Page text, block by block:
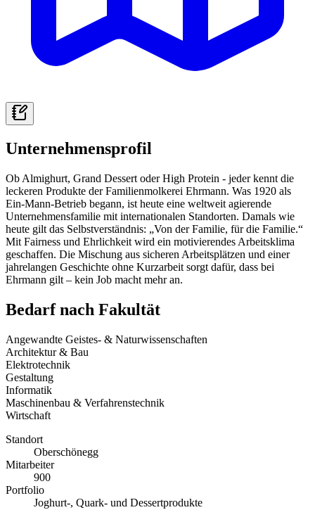
Unternehmensprofil
Ob Almighurt, Grand Dessert oder High Protein - jeder kennt die
leckeren Produkte der Familienmolkerei Ehrmann. Was 1920 als
Ein-Mann-Betrieb begann, ist heute eine weltweit agierende
Unternehmensfamilie mit internationalen Standorten. Damals wie
heute gilt das Selbstverständnis: „Von der Familie, für die Familie.“
Mit Fairness und Ehrlichkeit wird ein motivierendes Arbeitsklima
geschaffen. Die Mischung aus sicheren Arbeitsplätzen und einer
jahrelangen Geschichte ohne Kurzarbeit sorgt dafür, dass bei
Ehrmann gilt – kein Job macht mehr an.
Bedarf nach Fakultät
Angewandte Geistes- & Naturwissenschaften
Architektur & Bau
Elektrotechnik
Gestaltung
Informatik
Maschinenbau & Verfahrenstechnik
Wirtschaft
Standort
Oberschönegg
Mitarbeiter
900
Portfolio
Joghurt-, Quark- und Dessertprodukte